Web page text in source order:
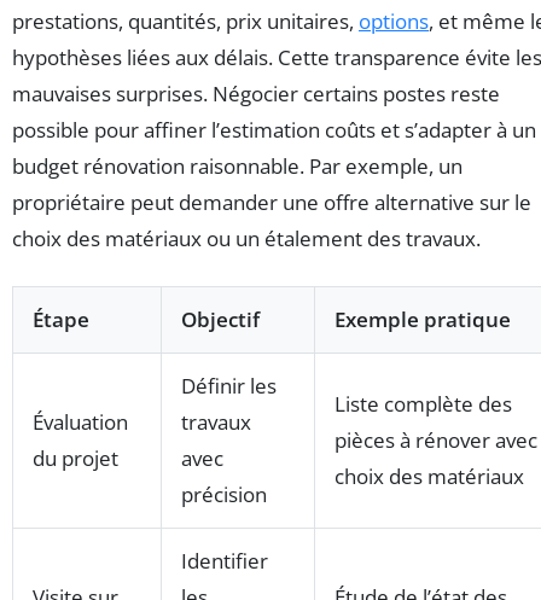
prestations, quantités, prix unitaires, options, et même
hypothèses liées aux délais. Cette transparence évite les
mauvaises surprises. Négocier certains postes reste
possible pour affiner l’estimation coûts et s’adapter à un
budget rénovation raisonnable. Par exemple, un
propriétaire peut demander une offre alternative sur le
choix des matériaux ou un étalement des travaux.
Étape Objectif Exemple pratique
Évaluation
du projet
Définir les
travaux
avec
précision
Liste complète des
pièces à rénover avec
choix des matériaux
Identifier